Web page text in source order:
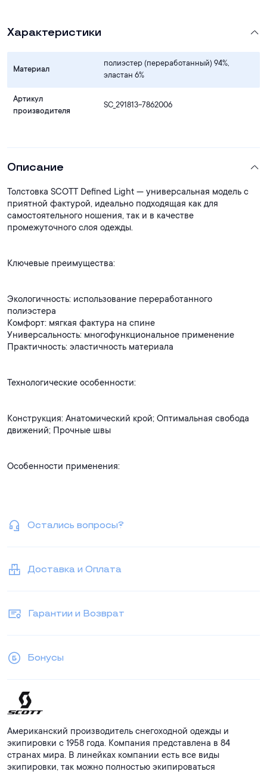
Характеристики
Материал
полиэстер (переработанный) 94%,
эластан 6%
Артикул
производителя
SC_291813-7862006
Описание
Толстовка SCOTT Defined Light — универсальная модель с
приятной фактурой, идеально подходящая как для
самостоятельного ношения, так и в качестве
промежуточного слоя одежды.
Ключевые преимущества:
Экологичность: использование переработанного
полиэстера
Комфорт: мягкая фактура на спине
Универсальность: многофункциональное применение
Практичность: эластичность материала
Технологические особенности:
Конструкция: Анатомический крой; Оптимальная свобода
движений; Прочные швы
Особенности применения:
Преимущества: Хорошая воздухопроницаемость;
Комфорт использования:
Мягкие материалы
Удобная посадка
комфорт и функциональность в повседневной одежде.
Модель сочетает в себе современные технологии и
экологичный подход к производству.
Остались вопросы?
Доставка и Оплата
Гарантии и Возврат
Бонусы
Американский производитель снегоходной одежды и
экипировки с 1958 года. Компания представлена в 84
странах мира. В линейках компании есть все виды
экипировки, так можно полностью экипироваться